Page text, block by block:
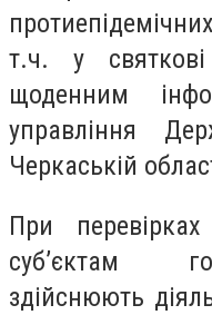
т.ч. у
щоденним
управління
Черкаській
При
суб’єктам
здійснюють